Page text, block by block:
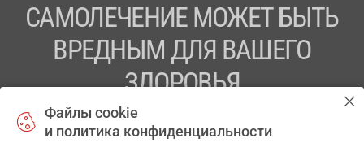
САМОЛЕЧЕНИЕ МОЖЕТ БЫТЬ
ВРЕДНЫМ ДЛЯ ВАШЕГО
ЗДОРОВЬЯ
ПЕРЕД ПРИМЕНЕНИЕМ ПРЕПАРАТА
ПРОКОНСУЛЬТИРУЙТЕСЬ С ВРАЧОМ
Файлы cookie
и политика конфиденциальности